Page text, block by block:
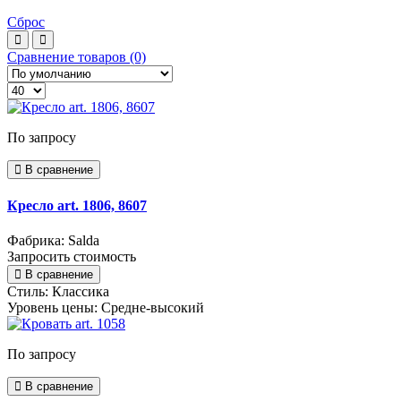
Сброс
Сравнение товаров (0)
По запросу
В сравнение
Кресло art. 1806, 8607
Фабрика: Salda
Запросить стоимость
В сравнение
Стиль: Классика
Уровень цены: Средне-высокий
По запросу
В сравнение